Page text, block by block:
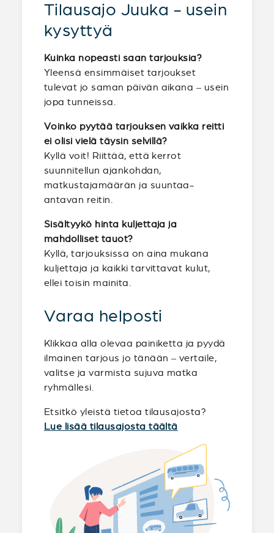
Tilausajo Juuka - usein
kysyttyä
Kuinka nopeasti saan tarjouksia?
Yleensä ensimmäiset tarjoukset
tulevat jo saman päivän aikana – usein
jopa tunneissa.
Voinko pyytää tarjouksen vaikka reitti
ei olisi vielä täysin selvillä?
Kyllä voit! Riittää, että kerrot
suunnitellun ajankohdan,
matkustajamäärän ja suuntaa-
antavan reitin.
Sisältyykö hinta kuljettaja ja
mahdolliset tauot?
Kyllä, tarjouksissa on aina mukana
kuljettaja ja kaikki tarvittavat kulut,
ellei toisin mainita.
Varaa helposti
Klikkaa alla olevaa painiketta ja pyydä
ilmainen tarjous jo tänään – vertaile,
valitse ja varmista sujuva matka
ryhmällesi.
Etsitkö yleistä tietoa tilausajosta?
Lue lisää tilausajosta täältä